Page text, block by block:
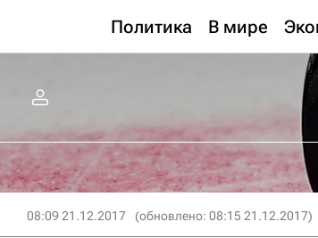
Политика В мире
08:09 21.12.2017 (обновлено: 08:15 21.12.2017)